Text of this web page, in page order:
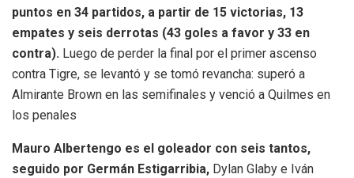
puntos en 34 partidos, a partir de 15 victorias, 13
empates y seis derrotas (43 goles a favor y 33 en
contra). Luego de perder la final por el primer ascenso
contra Tigre, se levantó y se tomó revancha: superó a
Almirante Brown en las semifinales y venció a Quilmes en
los penales
Mauro Albertengo es el goleador con seis tantos,
seguido por Germán Estigarribia, Dylan Glaby e Iván